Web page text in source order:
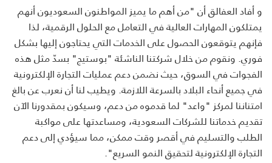
و أفاد العفالق أن "من أهم ما يميز المواطنون السعوديون أنهم
يمتلكون المهارات العالية في التعامل مع الحلول الرقمية، لذا
فإنهم يتوقعون الحصول على الخدمات التي يحتاجون إليها بشكل
فوري. ونقوم من خلال شركتنا الناشئة "بوستيج" بسدّ مثل هذه
الفجوات في السوق، حيث نضمن دعم عمليات التجارة الإلكترونية
في جميع أنحاء البلاد بالسرعة اللازمة. ويطيب لنا أن نعرب عن بالغ
امتناننا لمركز "واعد" لما قدموه من دعم، وسيكون بمقدورنا الآن
تقديم خدماتنا للشركات السعودية، ومساعدتها على مواكبة
الطلب والتسليم في أقصر وقت ممكن، مما سيؤدي إلى دعم
التجارة الإلكترونية لتحقيق النمو السريع".